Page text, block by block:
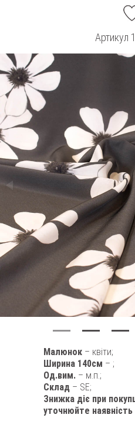
Артикул
Малюнок – квіти;
Ширина 140см – ;
Од.вим. – м.п.;
Склад – SE;
Знижка діє при
уточнюйте наявність